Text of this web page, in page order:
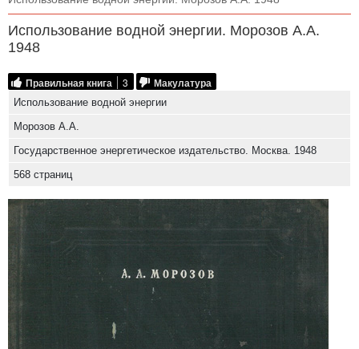
Использование водной энергии. Морозов А.А.
1948
Правильная книга 3 Макулатура
Использование водной энергии
Морозов А.А.
Государственное энергетическое издательство. Москва. 1948
568 страниц